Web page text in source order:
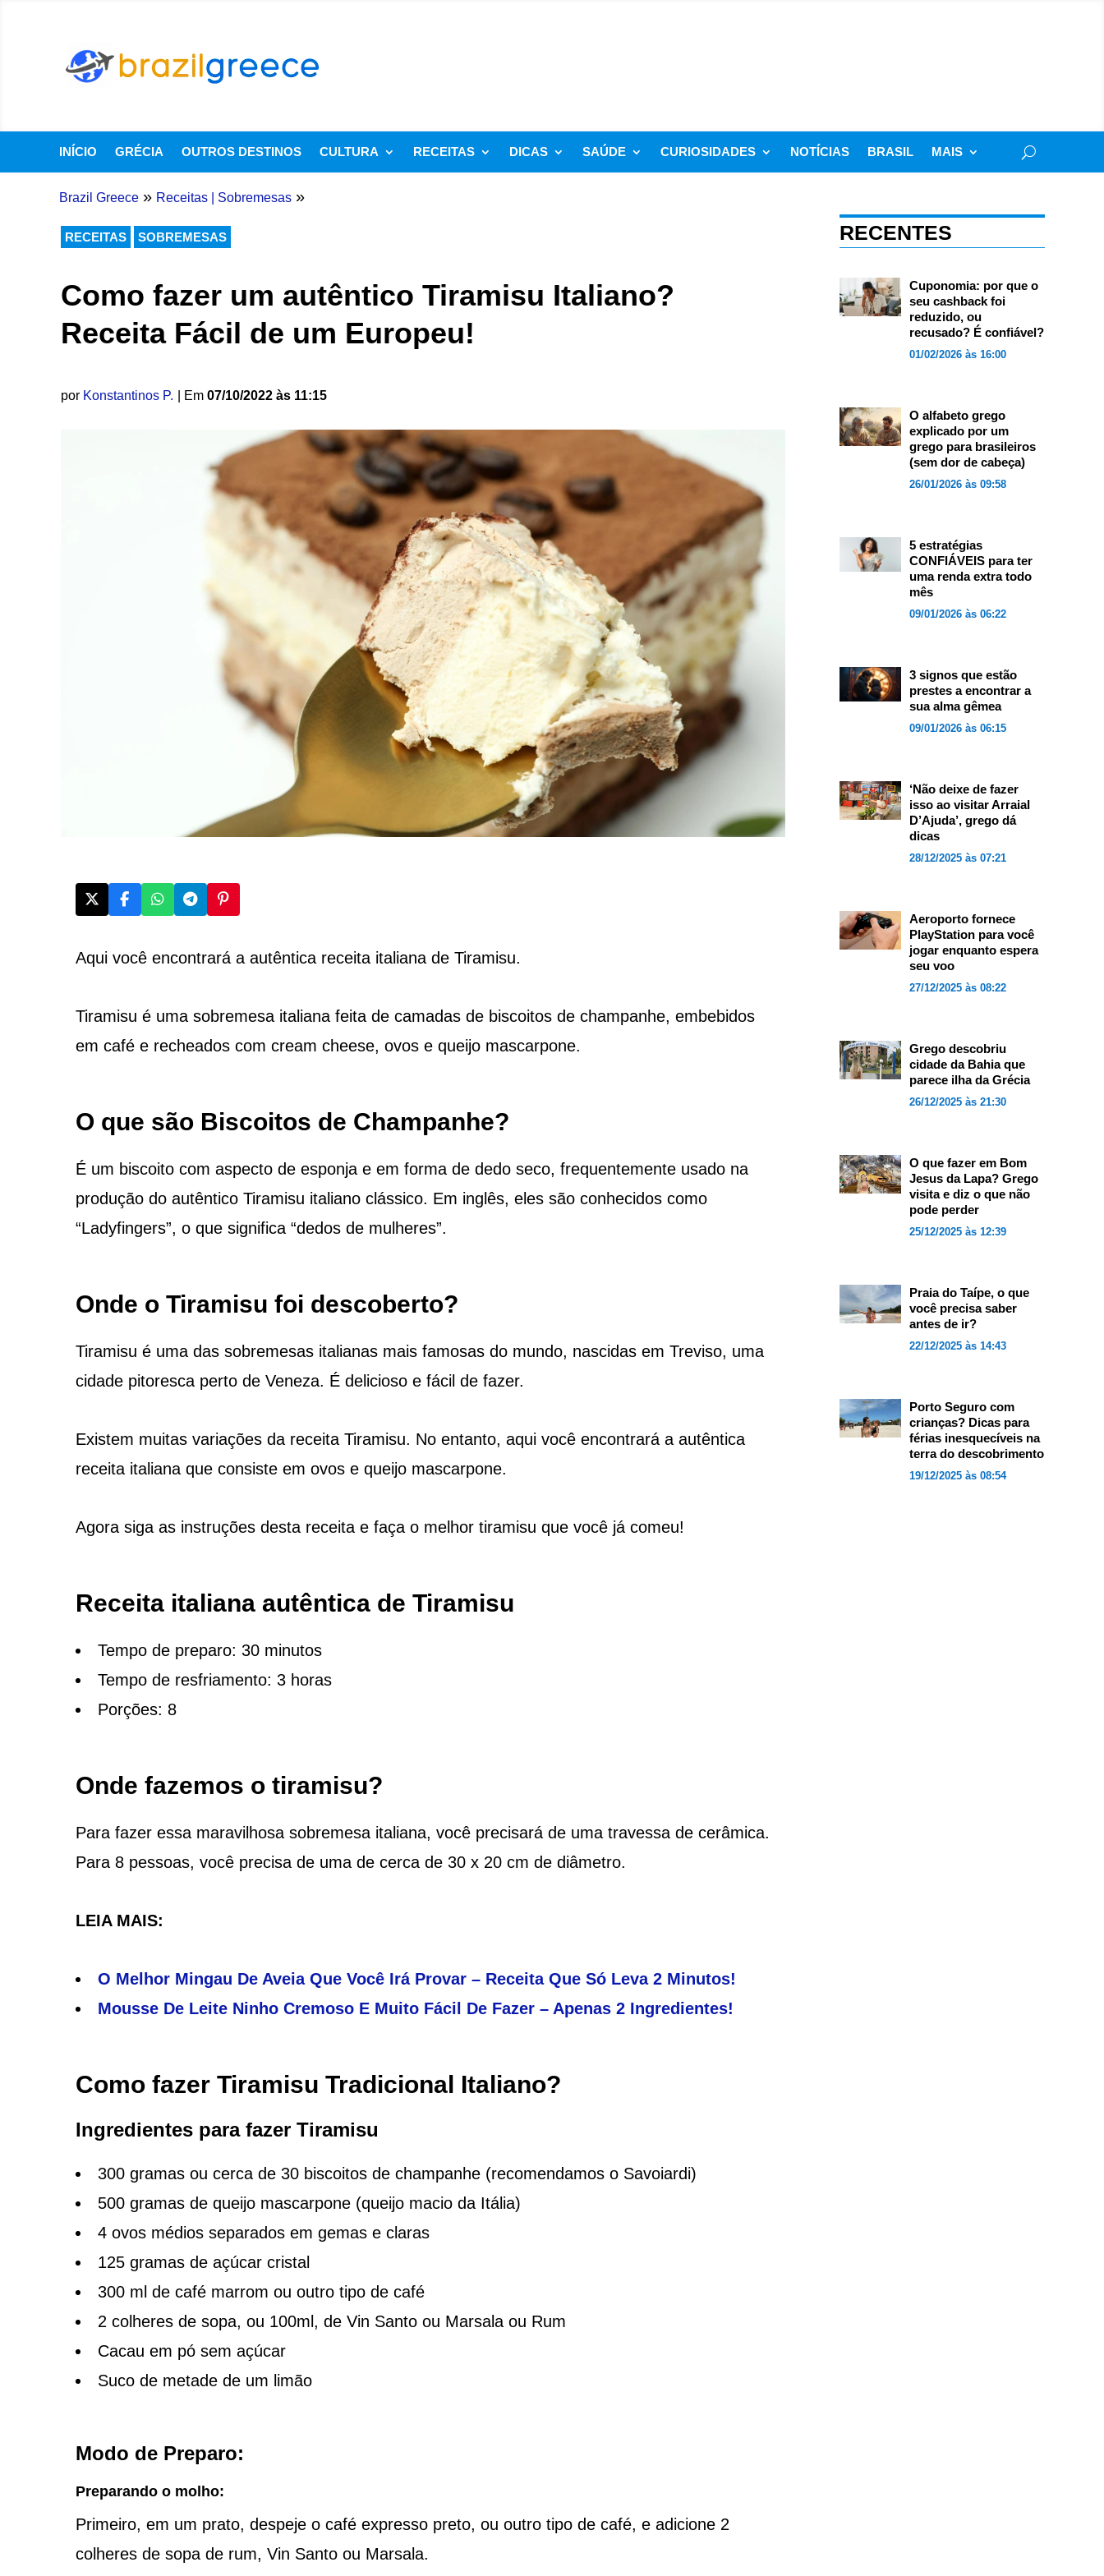
INÍCIO GRÉCIA OUTROS DESTINOS CULTURA RECEITAS DICAS SAÚDE CURIOSIDADES NOTÍCIAS BRASIL MAIS
Brazil Greece » Receitas| Sobremesas »
RECEITAS SOBREMESAS
Como fazer um autêntico Tiramisu Italiano?
Receita Fácil de um Europeu!
por Konstantinos P. | Em 07/10/2022 às 11:15
Aqui você encontrará a autêntica receita italiana de Tiramisu.
Tiramisu é uma sobremesa italiana feita de camadas de biscoitos de champanhe, embebidos
em café e recheados com cream cheese, ovos e queijo mascarpone.
O que são Biscoitos de Champanhe?
É um biscoito com aspecto de esponja e em forma de dedo seco, frequentemente usado na
produção do autêntico Tiramisu italiano clássico. Em inglês, eles são conhecidos como
“Ladyfingers”, o que significa “dedos de mulheres”.
Onde o Tiramisu foi descoberto?
Tiramisu é uma das sobremesas italianas mais famosas do mundo, nascidas em Treviso, uma
cidade pitoresca perto de Veneza. É delicioso e fácil de fazer.
Existem muitas variações da receita Tiramisu. No entanto, aqui você encontrará a autêntica
receita italiana que consiste em ovos e queijo mascarpone.
Agora siga as instruções desta receita e faça o melhor tiramisu que você já comeu!
Receita italiana autêntica de Tiramisu
Tempo de preparo: 30 minutos
Tempo de resfriamento: 3 horas
Porções: 8
Onde fazemos o tiramisu?
Para fazer essa maravilhosa sobremesa italiana, você precisará de uma travessa de cerâmica.
Para 8 pessoas, você precisa de uma de cerca de 30 x 20 cm de diâmetro.
LEIA MAIS:
O Melhor Mingau De Aveia Que Você Irá Provar – Receita Que Só Leva 2 Minutos!
Mousse De Leite Ninho Cremoso E Muito Fácil De Fazer – Apenas 2 Ingredientes!
Como fazer Tiramisu Tradicional Italiano?
Ingredientes para fazer Tiramisu
300 gramas ou cerca de 30 biscoitos de champanhe (recomendamos o Savoiardi)
500 gramas de queijo mascarpone (queijo macio da Itália)
4 ovos médios separados em gemas e claras
125 gramas de açúcar cristal
300 ml de café marrom ou outro tipo de café
2 colheres de sopa, ou 100ml, de Vin Santo ou Marsala ou Rum
Cacau em pó sem açúcar
Suco de metade de um limão
Modo de Preparo:
Preparando o molho:
Primeiro, em um prato, despeje o café expresso preto, ou outro tipo de café, e adicione 2
colheres de sopa de rum, Vin Santo ou Marsala.
RECENTES
Cuponomia: por que o
seu cashback foi
reduzido, ou
recusado? É confiável?
01/02/2026 às 16:00
O alfabeto grego
explicado por um
grego para brasileiros
(sem dor de cabeça)
26/01/2026 às 09:58
5 estratégias
CONFIÁVEIS para ter
uma renda extra todo
mês
09/01/2026 às 06:22
3 signos que estão
prestes a encontrar a
sua alma gêmea
09/01/2026 às 06:15
‘Não deixe de fazer
isso ao visitar Arraial
D’Ajuda’, grego dá
dicas
28/12/2025 às 07:21
Aeroporto fornece
PlayStation para você
jogar enquanto espera
seu voo
27/12/2025 às 08:22
Grego descobriu
cidade da Bahia que
parece ilha da Grécia
26/12/2025 às 21:30
O que fazer em Bom
Jesus da Lapa? Grego
visita e diz o que não
pode perder
25/12/2025 às 12:39
Praia do Taípe, o que
você precisa saber
antes de ir?
22/12/2025 às 14:43
Porto Seguro com
crianças? Dicas para
férias inesquecíveis na
terra do descobrimento
19/12/2025 às 08:54